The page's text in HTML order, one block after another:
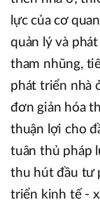
lực của cơ
quản lý và
tham nhũng,
phát triển nhà
đơn giản hóa
thuận lợi cho
tuân thủ pháp
thu hút đầu tư
triển kinh tế -